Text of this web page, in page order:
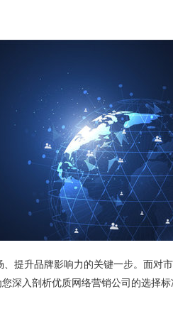
提升品牌影响力的关键一步。面对
深入剖析优质网络营销公司的选择